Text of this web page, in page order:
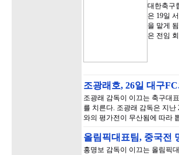
대한축구
은 19일
을 맡게
은 전임
조광래호, 26일 대구
조광래 감독이 이끄는 축구대
를 치른다. 조광래 감독은 지
와의 평가전이 무산됨에 따라
올림픽대표팀, 중국전
홍명보 감독이 이끄는 올림픽